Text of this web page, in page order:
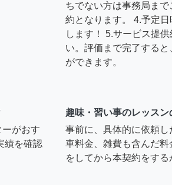
ちでない方は事務局ま
約となります。 4.予定
します！ 5.サービス提
い。評価まで完了する
ができます。
ーがおす
績を確認
趣味・習い事のレッス
事前に、具体的に依頼
車料金、雑費も含んだ
をしてから本契約をする